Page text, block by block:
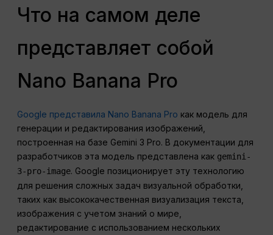
Что на самом деле
представляет собой
Nano Banana Pro
Google представила Nano Banana Pro как модель для
генерации и редактирования изображений,
построенная на базе Gemini 3 Pro. В документации для
разработчиков эта модель представлена как gemini-
3-pro-image. Google позиционирует эту технологию
для решения сложных задач визуальной обработки,
таких как высококачественная визуализация текста,
изображения с учетом знаний о мире,
редактирование с использованием нескольких